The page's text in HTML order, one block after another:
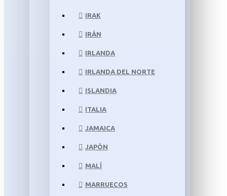
IRAK
IRÁN
IRLANDA
IRLANDA DEL NORTE
ISLANDIA
ITALIA
JAMAICA
JAPÓN
MALÍ
MARRUECOS